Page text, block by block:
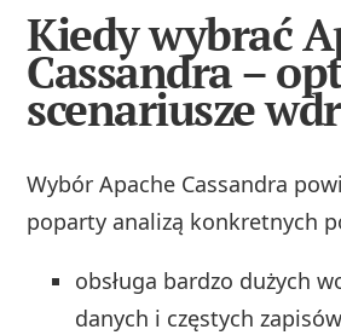
Kiedy wybrać
Cassandra –
scenariusze
Wybór Apache Cassandra
poparty analizą konkretnych
obsługa bardzo dużych
danych i częstych